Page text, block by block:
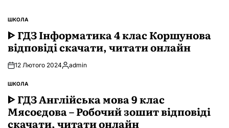
ОПУБЛІКУВАТИ
У
ШКОЛА
ᐈ ГДЗ Інформатика 4 клас Коршунова
відповіді скачати, читати онлайн
12 Лютого 2024Опубліковано
admin
ОПУБЛІКУВАТИ
У
ШКОЛА
ᐈ ГДЗ Англійська мова 9 клас
Мясоєдова – Робочий зошит відповіді
скачати, читати онлайн